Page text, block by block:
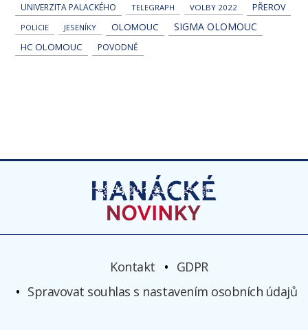
UNIVERZITA PALACKÉHO TELEGRAPH VOLBY 2022 PŘEROV
POLICIE JESENÍKY OLOMOUC SIGMA OLOMOUC
HC OLOMOUC POVODNĚ
Kontakt
GDPR
Spravovat souhlas s nastavením osobních údajů